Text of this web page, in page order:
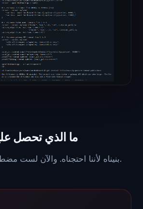
ما الذي تحصل
بنيناه لأننا احتجناه. والآن لست مضطرًا لبنائه بنفسك.